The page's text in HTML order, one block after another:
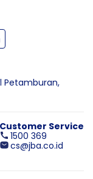
Petamburan,
Customer Service
1500 369
cs@jba.co.id